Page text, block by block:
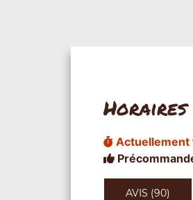
Actuellement
AVIS (90)